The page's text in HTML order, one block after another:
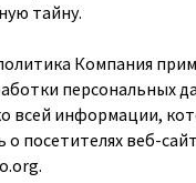
тайну.
Компания
персональных
всей информации,
посетителях веб-
.